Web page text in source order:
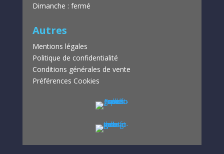
Dimanche : fermé
Autres
Mentions légales
Politique de confidentialité
Conditions générales de vente
Préférences Cookies